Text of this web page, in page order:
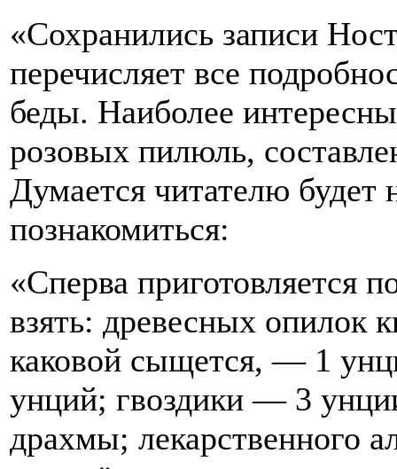
«Сохранились записи
перечисляет все
беды. Наиболее
розовых пилюль,
Думается читателю будет
познакомиться:
«Сперва приготовляется
взять: древесных опилок
каковой сыщется, — 1
унций; гвоздики — 3
драхмы; лекарственного